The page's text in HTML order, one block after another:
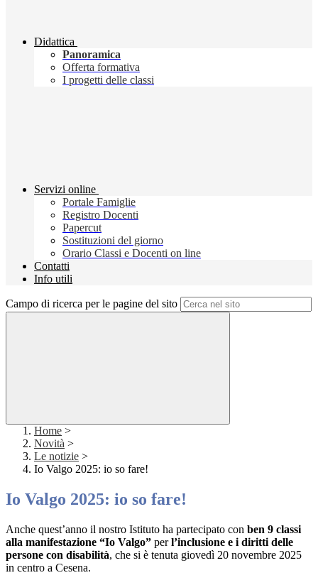
Didattica
Panoramica
Offerta formativa
I progetti delle classi
Servizi online
Portale Famiglie
Registro Docenti
Papercut
Sostituzioni del giorno
Orario Classi e Docenti on line
Contatti
Info utili
Campo di ricerca per le pagine del sito
Home >
Novità >
Le notizie >
Io Valgo 2025: io so fare!
Io Valgo 2025: io so fare!
Anche quest’anno il nostro Istituto ha partecipato con ben 9 classi
alla manifestazione “Io Valgo” perl’inclusione e i diritti delle
persone con disabilità, che si è tenuta giovedì 20 novembre 2025
in centro a Cesena.